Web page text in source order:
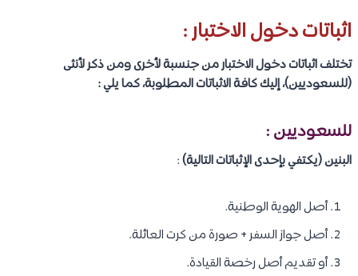
اثباتات دخول الاختبار :
تختلف اثباتات دخول الاختبار من جنسبة لأخرى ومن ذكر لأنثى
(للسعوديين)، إليك كافة الاثباتات المطلوبة، كما يلي :
للسعوديين :
البنين (يكتفي بإحدى الإثباتات التالية):
أصل الهوية الوطنية.
أصل جواز السفر + صورة من كرت العائلة.
أو تقديم أصل رخصة القيادة.